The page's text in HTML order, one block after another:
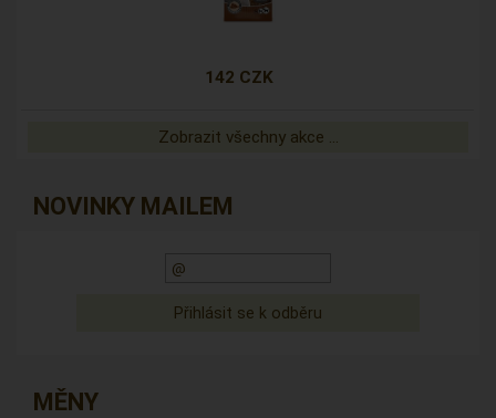
142 CZK
Zobrazit všechny akce ...
NOVINKY MAILEM
MĚNY